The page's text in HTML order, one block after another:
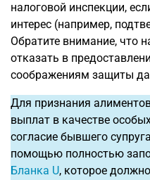
налоговой инспекции,
интерес (например,
Обратите внимание, что
отказать в
соображениям защиты
Для признания
выплат в качестве
согласие бывшего
помощью полностью
Бланка U, которое